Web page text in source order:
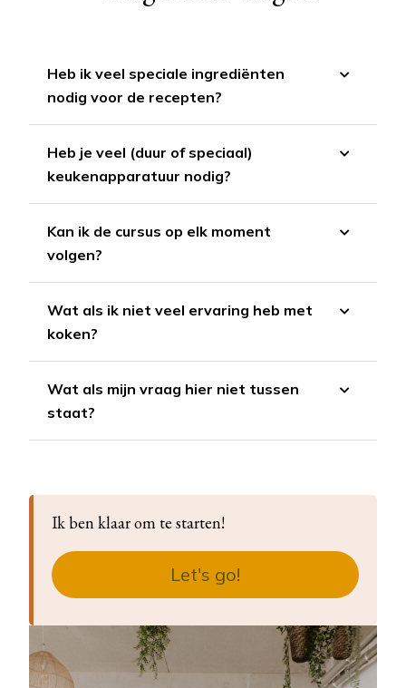
Heb ik veel speciale ingrediënten
nodig voor de recepten?
Heb je veel (duur of speciaal)
keukenapparatuur nodig?
Kan ik de cursus op elk moment
volgen?
Wat als ik niet veel ervaring heb met
koken?
Wat als mijn vraag hier niet tussen
staat?
Ik ben klaar om te starten!
Let's go!